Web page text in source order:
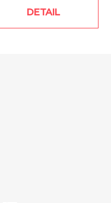
DETAIL